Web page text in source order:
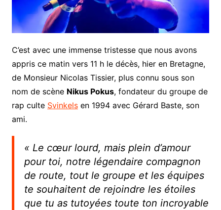
C’est avec une immense tristesse que nous avons
appris ce matin vers 11 h le décès, hier en Bretagne,
de Monsieur Nicolas Tissier, plus connu sous son
nom de scène Nikus Pokus, fondateur du groupe de
rap culte Svinkelsen 1994 avec Gérard Baste, son
ami.
« Le cœur lourd, mais plein d’amour
pour toi, notre légendaire compagnon
de route, tout le groupe et les équipes
te souhaitent de rejoindre les étoiles
que tu as tutoyées toute ton incroyable